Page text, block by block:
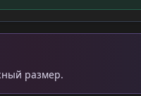
размер.